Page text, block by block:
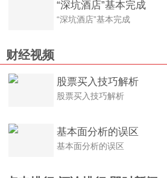
“深坑酒店”基本完成
“深坑酒店”基本完成
财经视频
股票买入技巧解析
股票买入技巧解析
基本面分析的误区
基本面分析的误区